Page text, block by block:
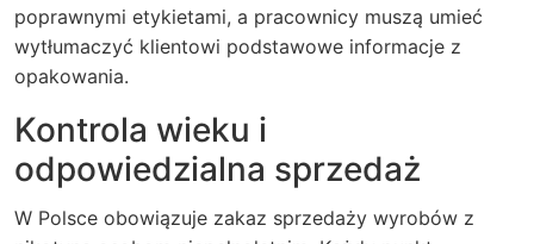
poprawnymi etykietami, a pracownicy muszą umieć
wytłumaczyć klientowi podstawowe informacje z
opakowania.
Kontrola wieku i
odpowiedzialna sprzedaż
W Polsce obowiązuje zakaz sprzedaży wyrobów z